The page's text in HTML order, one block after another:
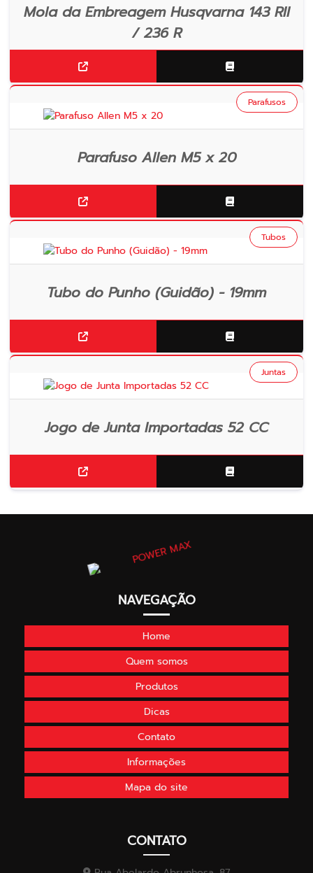
Mola da Embreagem Husqvarna 143 RII
/ 236 R
Parafuso Allen M5 x 20
Parafusos
Tubo do Punho (Guidão) - 19mm
Tubos
Jogo de Junta Importadas 52 CC
Juntas
NAVEGAÇÃO
Home
Quem somos
Produtos
Dicas
Contato
Informações
Mapa do site
CONTATO